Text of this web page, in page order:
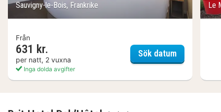
Sauvigny-le-Bois, Frankrike
Från
631 kr.
per natt, 2 vuxna
Inga dolda avgifter
Sök datumCampanile
Le